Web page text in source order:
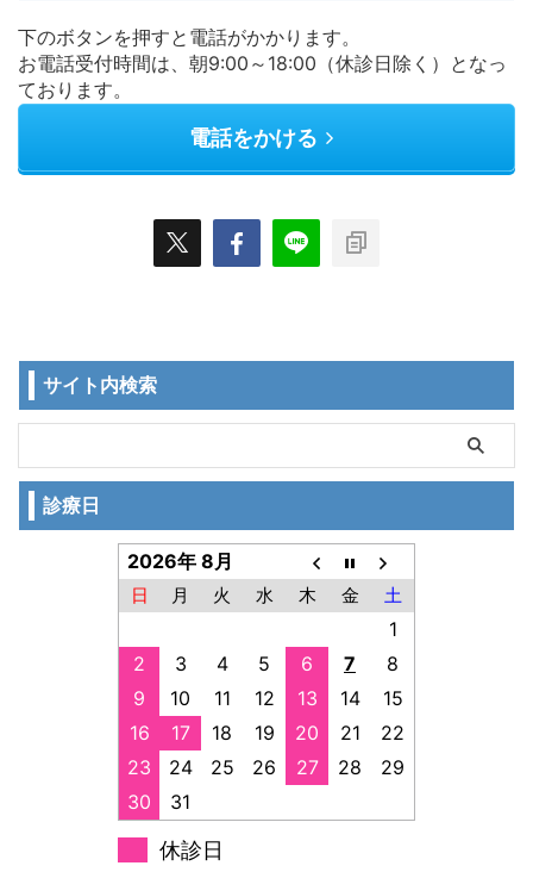
下のボタンを押すと電話がかかります。
お電話受付時間は、朝9:00～18:00（休診日除く）となっ
ております。
電話をかける
サイト内検索
診療日
2026年 8月
日 月 火 水 木 金 土
1
2
3 4 5 6 7
8
9
10 11 12 13 14
15
16
17 18 19 20 21
22
23
24 25 26 27 28
29
30
31
休診日